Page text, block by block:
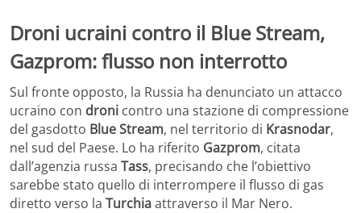
Droni ucraini contro il Blue Stream,
Gazprom: flusso non interrotto
Sul fronte opposto, la Russia ha denunciato un attacco
ucraino con droni contro una stazione di compressione
del gasdotto Blue Stream, nel territorio di Krasnodar,
nel sud del Paese. Lo ha riferito Gazprom, citata
dall’agenzia russa Tass, precisando che l’obiettivo
sarebbe stato quello di interrompere il flusso di gas
diretto verso la Turchiaattraverso il Mar Nero.